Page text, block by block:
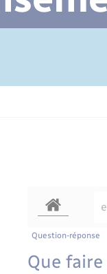
Question-réponse
Que